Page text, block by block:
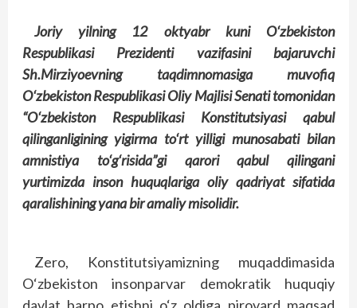
Joriy yilning 12 oktyabr kuni O‘zbekiston
Respublikasi Prezidenti vazifasini bajaruvchi
Sh.Mirziyoevning taqdimnomasiga muvofiq
O‘zbekiston Respublikasi Oliy Majlisi Senati tomonidan
“O‘zbekiston Respublikasi Konstitutsiyasi qabul
qilinganligining yigirma to‘rt yilligi munosabati bilan
amnistiya to‘g‘risida”gi qarori qabul qilingani
yurtimizda inson huquqlariga oliy qadriyat sifatida
qaralishining yana bir amaliy misolidir.
Zero, Konstitutsiyamizning muqaddimasida
O‘zbekiston insonparvar demokratik huquqiy